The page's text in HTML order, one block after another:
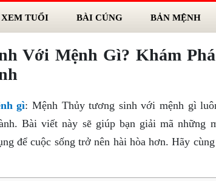
XEM TUỔI BÀI CÚNG BẢN MỆNH
Với Mệnh Gì? Khám
gì: Mệnh Thủy tương sinh với mệnh gì
Bài viết này sẽ giúp bạn giải mã những
để cuộc sống trở nên hài hòa hơn. Hãy